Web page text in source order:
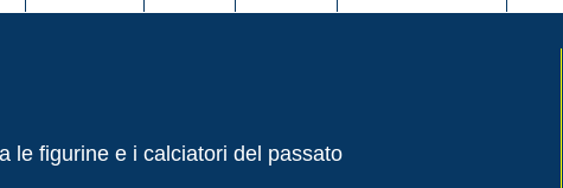
le figurine e i calciatori del passato